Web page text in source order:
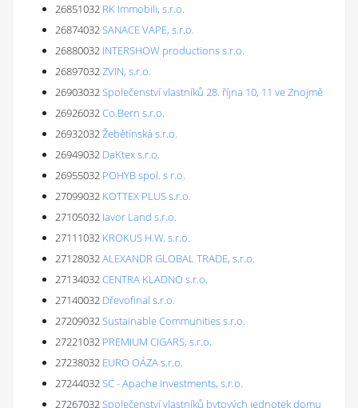
26851032 RK Immobili, s.r.o.
26874032SANACE VAPE, s.r.o.
26880032 INTERSHOW productions s.r.o.
26897032ZVIN, s.r.o.
26903032Společenství vlastníků 28. října 10, 11 ve Znojmě
26926032Co.Bern s.r.o.
26932032Žebětínská s.r.o.
26949032 DaKtex s.r.o.
26955032 POHYB spol. s r.o.
27099032 KOTTEX PLUS s.r.o.
27105032 Iavor Land s.r.o.
27111032 KROKUS H.W. s.r.o.
27128032ALEXANDR GLOBAL TRADE, s.r.o.
27134032CENTRA KLADNO s.r.o.
27140032 Dřevofinal s.r.o.
27209032Sustainable Communities s.r.o.
27221032 PREMIUM CIGARS, s.r.o.
27238032 EURO OÁZA s.r.o.
27244032SC - Apache Investments, s.r.o.
27267032Společenství vlastníků bytových jednotek domu